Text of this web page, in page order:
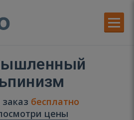
бесплатно
цены